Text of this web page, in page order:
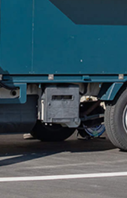
コンセプト
キッチンカー一覧